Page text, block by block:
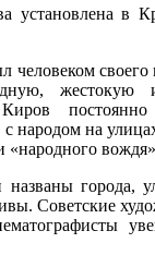
установлена в
человеком своего
жестокую
народом на
«народного
города,
Советские